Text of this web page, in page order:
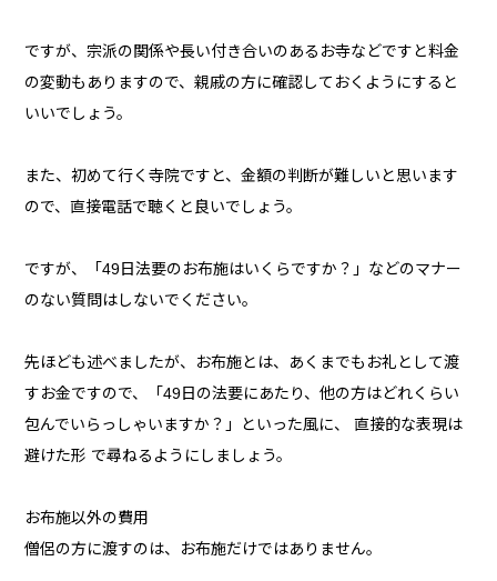
ですが、宗派の関係や長い付き合いのあるお寺などですと料金
の変動もありますので、親戚の方に確認しておくようにすると
いいでしょう。
また、初めて行く寺院ですと、金額の判断が難しいと思います
ので、直接電話で聴くと良いでしょう。
ですが、「49日法要のお布施はいくらですか？」などのマナー
のない質問はしないでください。
先ほども述べましたが、お布施とは、あくまでもお礼として渡
すお金ですので、「49日の法要にあたり、他の方はどれくらい
包んでいらっしゃいますか？」といった風に、 直接的な表現は
避けた形 で尋ねるようにしましょう。
お布施以外の費用
僧侶の方に渡すのは、お布施だけではありません。